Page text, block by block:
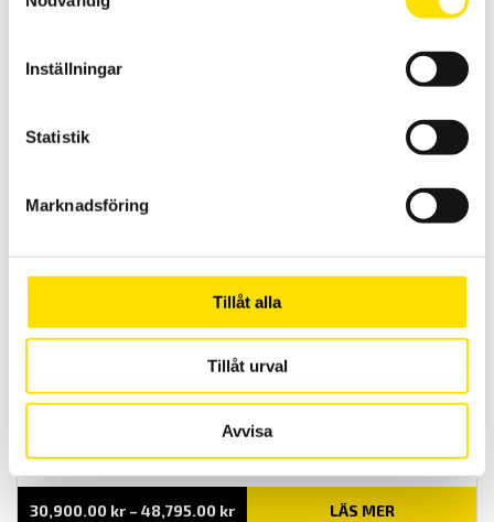
Inställningar
Statistik
Marknadsföring
Tillåt alla
Tillåt urval
Avvisa
CA6541 & CA6543 Isolationsprovare 50…1000 V
50...1000 V isolationsprovare med och utan minne, för fältbruk med
CA6505, CA6545, CA6547 & CA6549 40…5 kV
Användarvänliga digitala isolationsprovare med inställbara
dubbelisolerade silikonkablar.
30,900.00 kr – 48,795.00 krPrisintervall:LÄS MER